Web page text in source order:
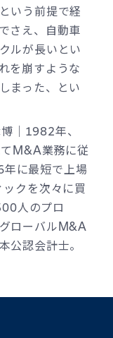
いう前提で経
さえ、自動車
ルが長いとい
を崩すような
まった、とい
｜1982年、
M&A業務に従
に最短で上場
クを次々に買
人のプロ
ローバルM&A
公認会計士。